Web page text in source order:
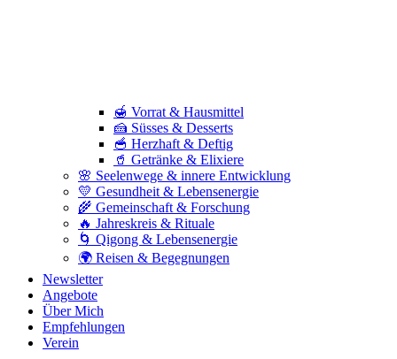
🍯 Vorrat & Hausmittel
🍰 Süsses & Desserts
🥣 Herzhaft & Deftig
🥤 Getränke & Elixiere
🌸 Seelenwege & innere Entwicklung
💛 Gesundheit & Lebensenergie
🌾 Gemeinschaft & Forschung
🔥 Jahreskreis & Rituale
🌀 Qigong & Lebensenergie
🌍 Reisen & Begegnungen
Newsletter
Angebote
Über Mich
Empfehlungen
Verein